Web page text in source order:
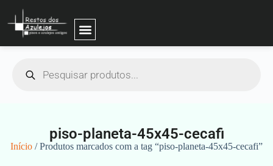
piso-planeta-45x45-cecafi
Início / Produtos marcados com a tag “piso-planeta-45x45-cecafi”